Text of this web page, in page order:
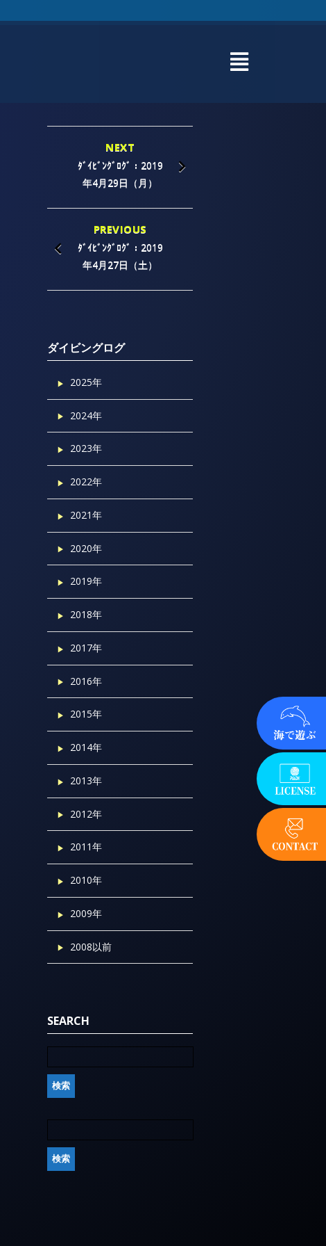
NEXT
ﾀﾞｲﾋﾞﾝｸﾞﾛｸﾞ：2019
年4月29日（月）
PREVIOUS
ﾀﾞｲﾋﾞﾝｸﾞﾛｸﾞ：2019
年4月27日（土）
ダイビングログ
2025年
2024年
2023年
2022年
2021年
2020年
2019年
2018年
2017年
2016年
2015年
2014年
2013年
2012年
2011年
2010年
2009年
2008以前
SEARCH